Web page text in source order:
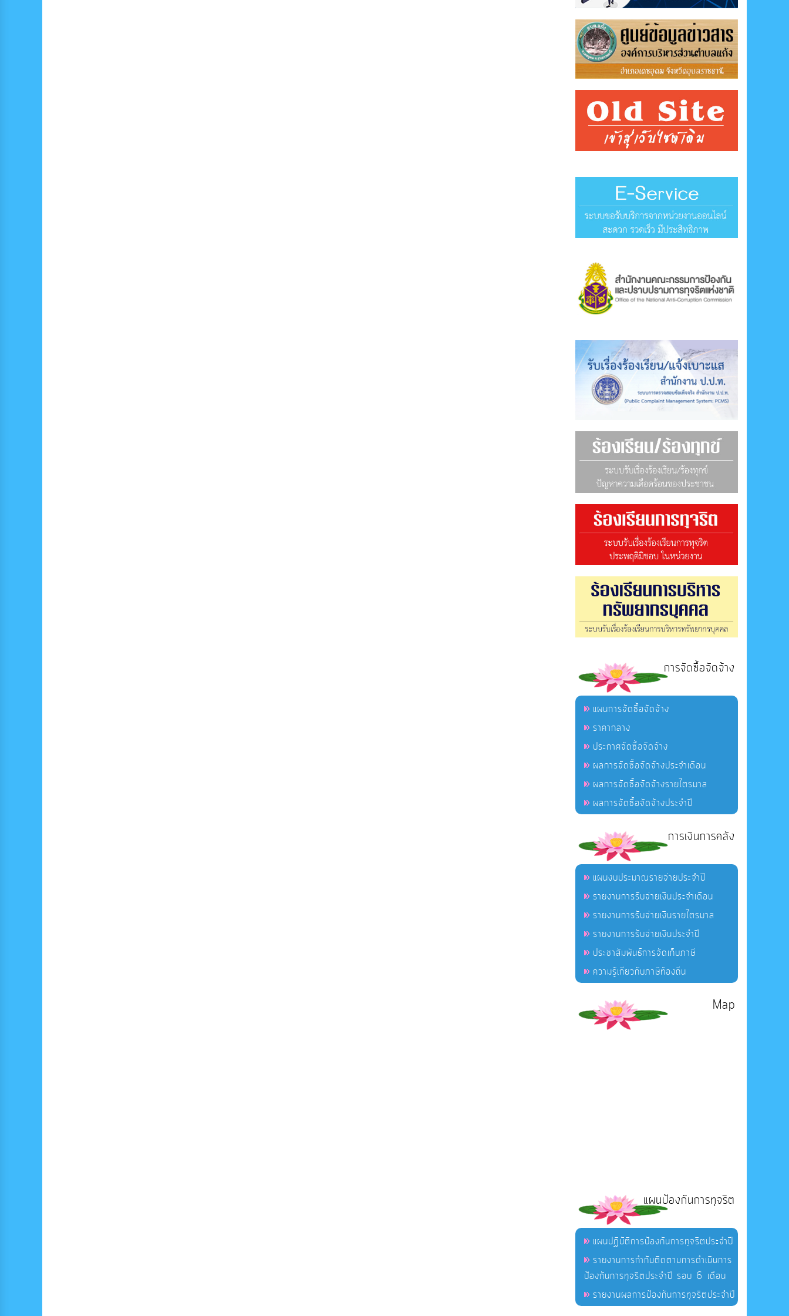
การจัดซื้อจัดจ้าง
แผนการจัดซื้อจัดจ้าง
ราคากลาง
ประกาศจัดซื้อจัดจ้าง
ผลการจัดซื้อจัดจ้างประจำเดือน
ผลการจัดซื้อจัดจ้างรายไตรมาส
ผลการจัดซื้อจัดจ้างประจำปี
การเงินการคลัง
แผนงบประมาณรายจ่ายประจำปี
รายงานการรับจ่ายเงินประจำเดือน
รายงานการรับจ่ายเงินรายไตรมาส
รายงานการรับจ่ายเงินประจำปี
ประชาสัมพันธ์การจัดเก็บภาษี
ความรู้เกี่ยวกับภาษีท้องถิ่น
Map
แผนป้องกันการทุจริต
แผนปฏิบัติการป้องกันการทุจริตประจำปี
รายงานการกำกับติดตามการดำเนินการ
ป้องกันการทุจริตประจำปี รอบ 6 เดือน
รายงานผลการป้องกันการทุจริตประจำปี